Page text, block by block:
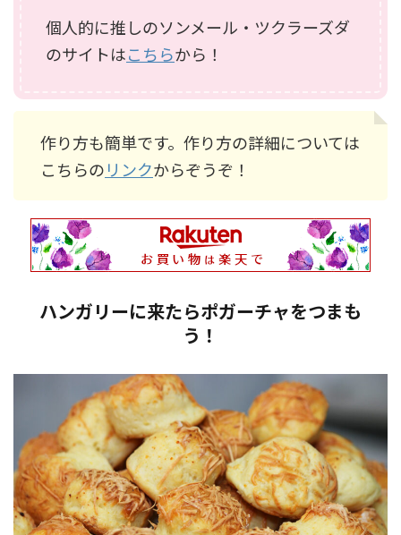
個人的に推しのソンメール・ツクラーズダ
のサイトはこちらから！
作り方も簡単です。作り方の詳細については
こちらのリンクからぞうぞ！
ハンガリーに来たらポガーチャをつまも
う！